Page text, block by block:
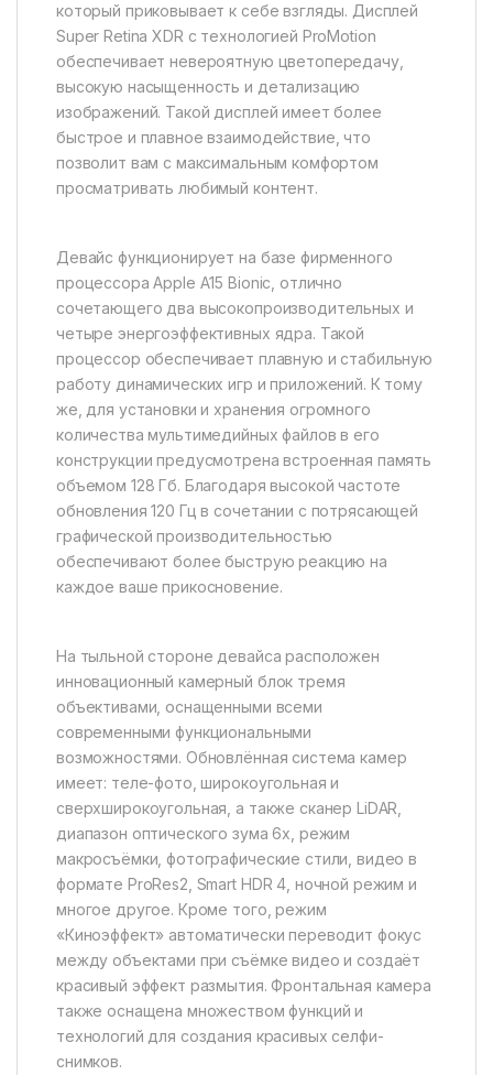
который приковывает к себе взгляды. Дисплей
Super Retina XDR с технологией ProMotion
обеспечивает невероятную цветопередачу,
высокую насыщенность и детализацию
изображений. Такой дисплей имеет более
быстрое и плавное взаимодействие, что
позволит вам с максимальным комфортом
просматривать любимый контент.
Девайс функционирует на базе фирменного
процессора Apple A15 Bionic, отлично
сочетающего два высокопроизводительных и
четыре энергоэффективных ядра. Такой
процессор обеспечивает плавную и стабильную
работу динамических игр и приложений. К тому
же, для установки и хранения огромного
количества мультимедийных файлов в его
конструкции предусмотрена встроенная память
объемом 128 Гб. Благодаря высокой частоте
обновления 120 Гц в сочетании с потрясающей
графической производительностью
обеспечивают более быструю реакцию на
каждое ваше прикосновение.
На тыльной стороне девайса расположен
инновационный камерный блок тремя
объективами, оснащенными всеми
современными функциональными
возможностями. Обновлённая система камер
имеет: теле-фото, широкоугольная и
сверхширокоугольная, а также сканер LiDAR,
диапазон оптического зума 6x, режим
макросъёмки, фотографические стили, видео в
формате ProRes2, Smart HDR 4, ночной режим и
многое другое. Кроме того, режим
«Киноэффект» автоматически переводит фокус
между объектами при съёмке видео и создаёт
красивый эффект размытия. Фронтальная камера
также оснащена множеством функций и
технологий для создания красивых селфи-
снимков.